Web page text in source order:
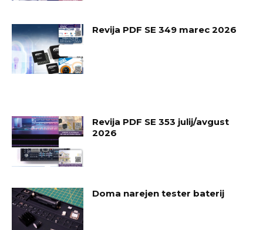
Revija PDF SE 349 marec 2026
Revija PDF SE 353 julij/avgust
2026
Doma narejen tester baterij